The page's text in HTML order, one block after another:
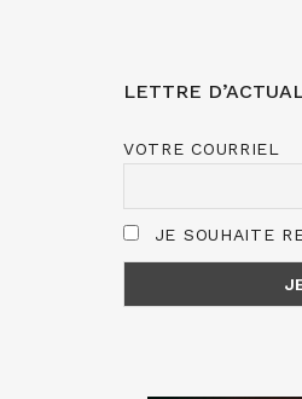
LETTRE
VOTRE COURRIEL
JE SOUHAITE